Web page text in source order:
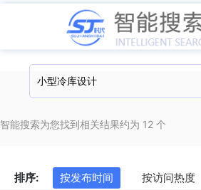
智能搜索为您找到相关结果约为 12 个
排序: 按发布时间 按访问热度